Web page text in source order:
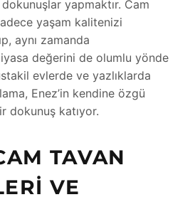
yapmaktır. Cam
yaşam kalitenizi
aynı zamanda
değerini de olumlu yönde
evlerde ve yazlıklarda
Enez’in kendine özgü
dokunuş katıyor.
TAVAN
VE